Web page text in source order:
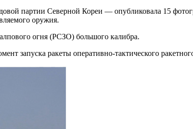
партии Северной Кореи — опубликовала 15
оружия.
огня (РСЗО) большого калибра.
запуска ракеты оперативно-тактического